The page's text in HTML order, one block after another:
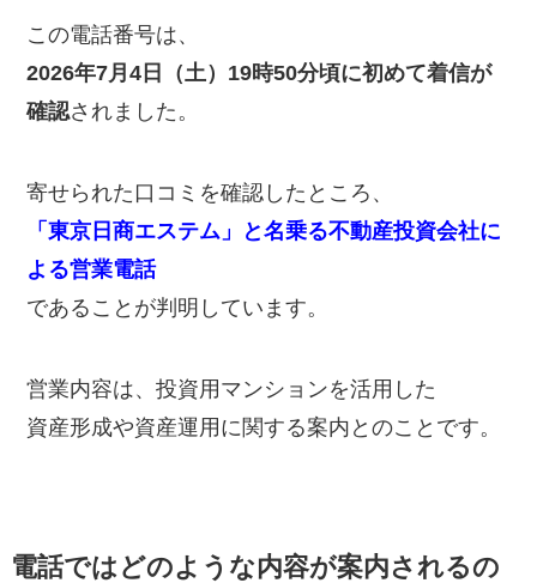
この電話番号は、
2026年7月4日（土）19時50分頃に初めて着信が
確認されました。
寄せられた口コミを確認したところ、
「東京日商エステム」と名乗る不動産投資会社に
よる営業電話
であることが判明しています。
営業内容は、投資用マンションを活用した
資産形成や資産運用に関する案内とのことです。
電話ではどのような内容が案内されるの